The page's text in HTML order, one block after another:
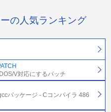
の人気ランキング
V対応にするパッチ
パッケージ - Cコンパイラ 486